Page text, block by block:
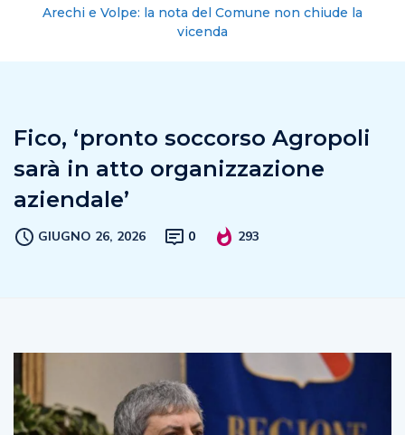
Arechi e Volpe: la nota del Comune non chiude la
vicenda
Fico, ‘pronto soccorso Agropoli
sarà in atto organizzazione
aziendale’
GIUGNO 26, 2026 0 293